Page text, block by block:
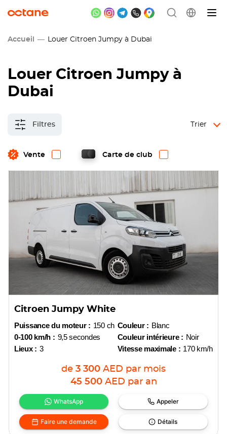
Accueil Louer Citroen Jumpy à Dubai
Louer Citroen Jumpy à
Dubai
Filtres
Vente Carte de club
Trier
Citroen Jumpy White
Puissance du moteur : 150 ch
0-100 km/h : 9,5 secondes
Lieux : 3
Couleur : Blanc
Couleur intérieure : Noir
Vitesse maximale : 170 km/h
de 3 300 AED par mois
45 500 AED par an
WhatsApp Appeler
Faire une demande Détails